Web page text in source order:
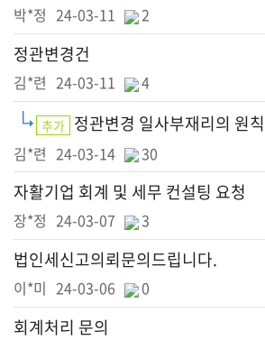
박*정 24-03-11 2
정관변경건
김*련 24-03-11 4
추가 정관변경 일사부재리의 원칙
김*련 24-03-14 30
자활기업 회계 및 세무 컨설팅 요청
장*정 24-03-07 3
법인세신고의뢰문의드립니다.
이*미 24-03-06 0
회계처리 문의